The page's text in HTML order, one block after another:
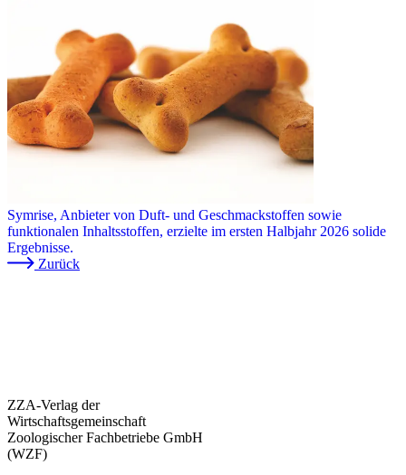
Symrise, Anbieter von Duft- und Geschmackstoffen sowie
funktionalen Inhaltsstoffen, erzielte im ersten Halbjahr 2026 solide
Ergebnisse.
Zurück
ZZA-Verlag der
Wirtschaftsgemeinschaft
Zoologischer Fachbetriebe GmbH
(WZF)